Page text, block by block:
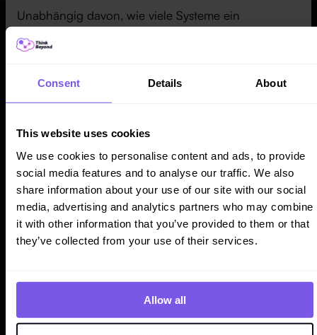
Consent Details About
This website uses cookies
We use cookies to personalise content and ads, to provide
social media features and to analyse our traffic. We also
share information about your use of our site with our social
media, advertising and analytics partners who may combine
it with other information that you’ve provided to them or that
they’ve collected from your use of their services.
Allow all
Unabhängig davon, wie viele Systeme ein
jedem dieser Systeme in aggregierter Form zur
vollständigen Überblick sowohl über den einzelnen
Kunden als auch über allgemeinere Trends (die sich
hinter den von Salesforce entwickelten Tools ist es,
den Nutzern eine einheitliche Sicht zu bieten, die
Informationen aus verschiedenen – internen und
externen – Quellen zusammenführt. Dies gilt sowohl
für einzelne Instanzen der Salesforce Marketing
Cloud als auch für zusätzliche Tools, die für ein
bestimmtes Unternehmen wichtig sind. Dabei kann
Ansatz ermöglicht nicht nur die Aggregation von
Daten, sondern auch deren praktische Nutzung –
von der Erstellung von Berichten und Prognosen bis